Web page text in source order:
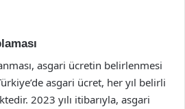
asgari ücretin belirlenmesi
asgari ücret, her yıl belirli
2023 yılı itibarıyla, asgari